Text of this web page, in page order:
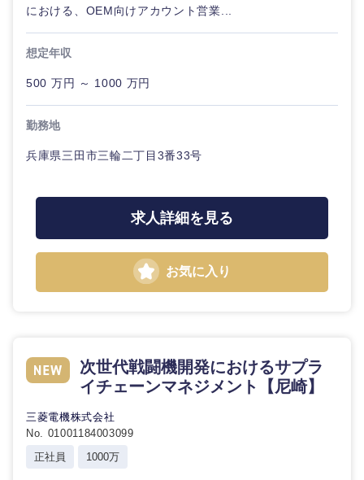
東海地方
における、OEM向けアカウント営業...
想定年収
500 万円 ～ 1000 万円
勤務地
兵庫県三田市三輪二丁目3番33号
求人詳細を見る
お気に入り
次世代戦闘機開発におけるサプラ
イチェーンマネジメント【尼崎】
三菱電機株式会社
No. 01001184003099
正社員
1000万